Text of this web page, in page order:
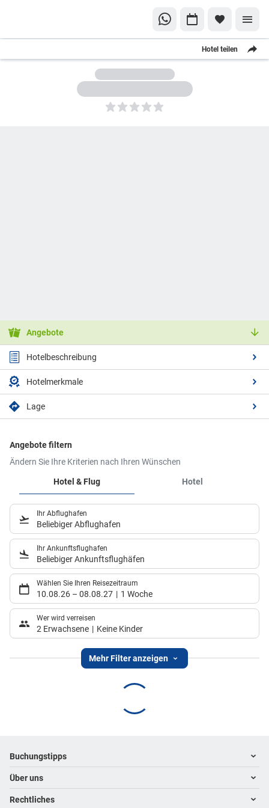
Hotel teilen
5
Angebote
Hotelbeschreibung
Hotelmerkmale
Lage
Angebote filtern
Ändern Sie Ihre Kriterien nach Ihren Wünschen
Hotel & Flug
Hotel
Ihr Abflughafen
Beliebiger Abflughafen
Ihr Ankunftsflughafen
Beliebiger Ankunftsflughäfen
Wählen Sie Ihren Reisezeitraum
10.08.26 – 08.08.27 1 Woche
Wer wird verreisen
2 Erwachsene Keine Kinder
Mehr Filter anzeigen
Footer navigation
Buchungstipps
Warum im Reisebüro buchen
Hoteltipps
Über uns
Kontakt
Rechtliches